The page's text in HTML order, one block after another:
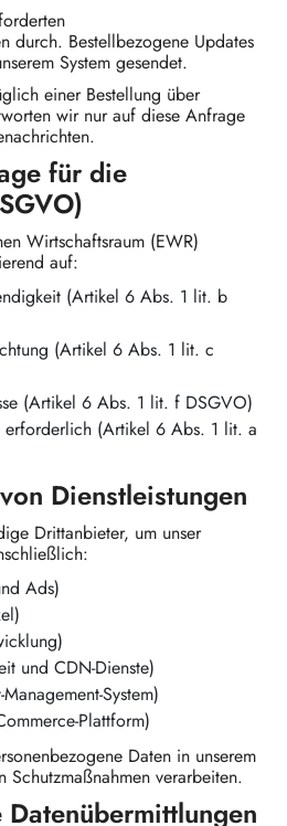
durch. Bestellbezogene Updates
System gesendet.
einer Bestellung über
wir nur auf diese Anfrage
für die
Wirtschaftsraum (EWR)
auf:
(Artikel 6 Abs. 1 lit. b
(Artikel 6 Abs. 1 lit. c
(Artikel 6 Abs. 1 lit. f DSGVO)
(Artikel 6 Abs. 1 lit. a
Dienstleistungen
Drittanbieter, um unser
Ads)
und CDN-Dienste)
System)
Plattform)
Daten in unserem
verarbeiten.